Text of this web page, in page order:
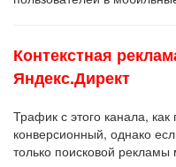
Контекстная
Яндекс.Директ
Трафик с этого канала,
конверсионный, однако
только поисковой рекламы